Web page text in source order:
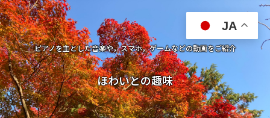
ピアノを主とした音楽や，スマホ，ゲームなどの動画をご紹介
ほわいとの趣味
JA